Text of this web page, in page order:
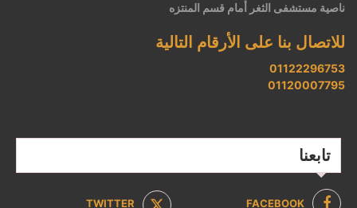
ناصية مستشفى الثغر أمام قسم المنتزه
للاتصال بنا على الأرقام التالية
01122296753
01120007795
تابعنا
FACEBOOK
TWITTER